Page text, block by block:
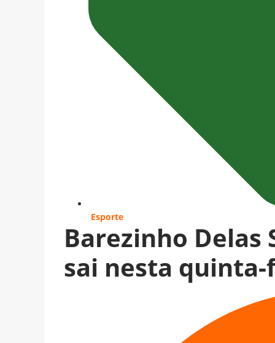
Esporte
Barezinho Delas
sai nesta